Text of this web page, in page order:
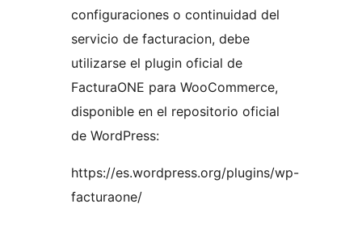
configuraciones o continuidad del
servicio de facturacion, debe
utilizarse el plugin oficial de
FacturaONE para WooCommerce,
disponible en el repositorio oficial
de WordPress:
https://es.wordpress.org/plugins/wp-
facturaone/